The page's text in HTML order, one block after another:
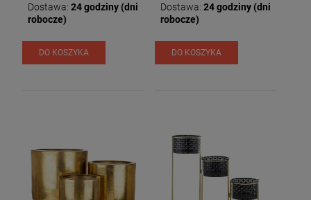
Dostawa: 24 godziny (dni
robocze)
DO KOSZYKA
Dostawa: 24 godziny (dni
robocze)
DO KOSZYKA